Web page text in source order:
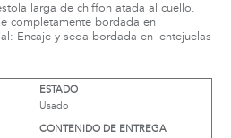
larga de chiffon atada al cuello.
completamente bordada en
Encaje y seda bordada en lentejuelas
ESTADO
Usado
CONTENIDO DE ENTREGA